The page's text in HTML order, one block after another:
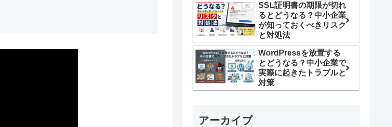
SSL証明書の期限が切れ
るとどうなる？中小企業
が知っておくべきリスク
と対処法
WordPressを放置する
とどうなる？中小企業で
実際に起きたトラブルと
対策
アーカイブ